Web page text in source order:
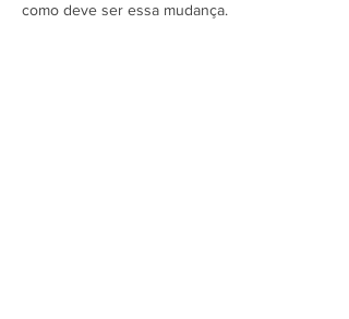
como deve ser essa mudança.